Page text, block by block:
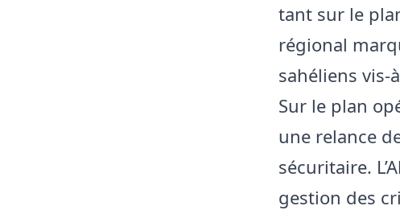
tant sur le
régional
sahéliens
Sur le plan
une relance
sécuritaire.
gestion des